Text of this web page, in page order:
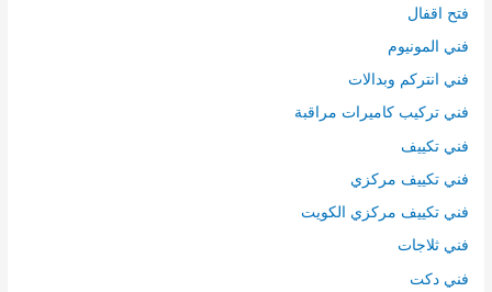
فتح اقفال
فني المونيوم
فني انتركم وبدالات
فني تركيب كاميرات مراقبة
فني تكييف
فني تكييف مركزي
فني تكييف مركزي الكويت
فني ثلاجات
فني دكت